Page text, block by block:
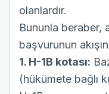
olanlardır.
Bununla beraber,
başvurunun
1. H-1B kotası:
(hükümete bağlı